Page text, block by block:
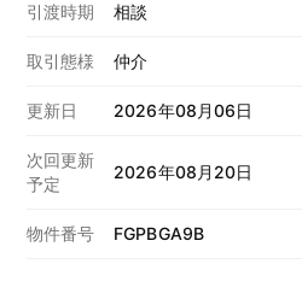
引渡時期 相談
取引態様 仲介
更新日 2026年08月06日
次回更新
予定
2026年08月20日
物件番号 FGPBGA9B